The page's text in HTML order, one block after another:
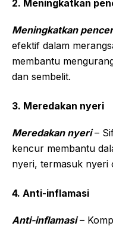
2. Meningkatkan
Meningkatkan
efektif dalam
membantu
dan sembelit.
3. Meredakan nyeri
Meredakan nyeri–
kencur membantu
nyeri, termasuk nyeri
4. Anti-inflamasi
Anti-inflamasi–